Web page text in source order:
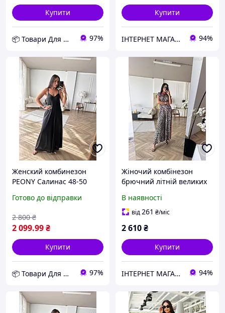
Купити
📦 Товари Для Дому 97%
Купити
ІНТЕРНЕТ МАГАЗИН СТИЛЬНОГО ОДЯГУ ТА ВЗУТТЯ AnaSol-Style 94%
Женский комбинезон
PEONY Салинас 48-50
50:16) D12-2026
Готово до відправки
2 099.99₴
2 800 ₴
Купити
📦 Товари Для Дому 97%
Жіночий комбінезон
брючний літній великих
леопардовий чорний
В наявності
від261 ₴/міс
2 610₴
Купити
ІНТЕРНЕТ МАГАЗИН СТИЛЬНОГО ОДЯГУ ТА ВЗУТТЯ AnaSol-Style 94%